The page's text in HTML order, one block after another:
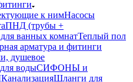
к нимНасосы
ПНД (трубы +
ванных комнатТеплый пол
арматура и фитинги
душевое
водыСИФОНЫ и
КанализацияШланги для